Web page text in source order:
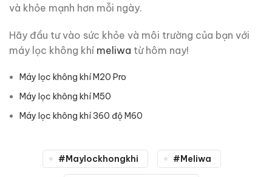
và khỏe mạnh hơn mỗi ngày.
Hãy đầu tư vào sức khỏe và môi trường của bạn với
máy lọc không khí meliwa từ hôm nay!
Máy lọc không khí M20 Pro
Máy lọc không khí M50
Máy lọc không khí 360 độ M60
#maylockhongkhi #meliwa